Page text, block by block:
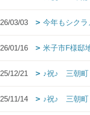
26/03/03 今年もシクラ
26/01/16 米子市F様邸
25/12/21 ♪祝♪ 三朝
25/11/14 ♪祝♪ 三朝町